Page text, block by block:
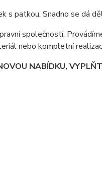
s patkou. Snadno se dá
společností.
nebo kompletní
NABÍDKU,